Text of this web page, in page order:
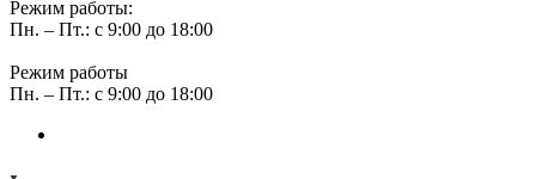
Режим работы:
Пн. – Пт.: с 9:00 до 18:00
Режим работы
Пн. – Пт.: с 9:00 до 18:00